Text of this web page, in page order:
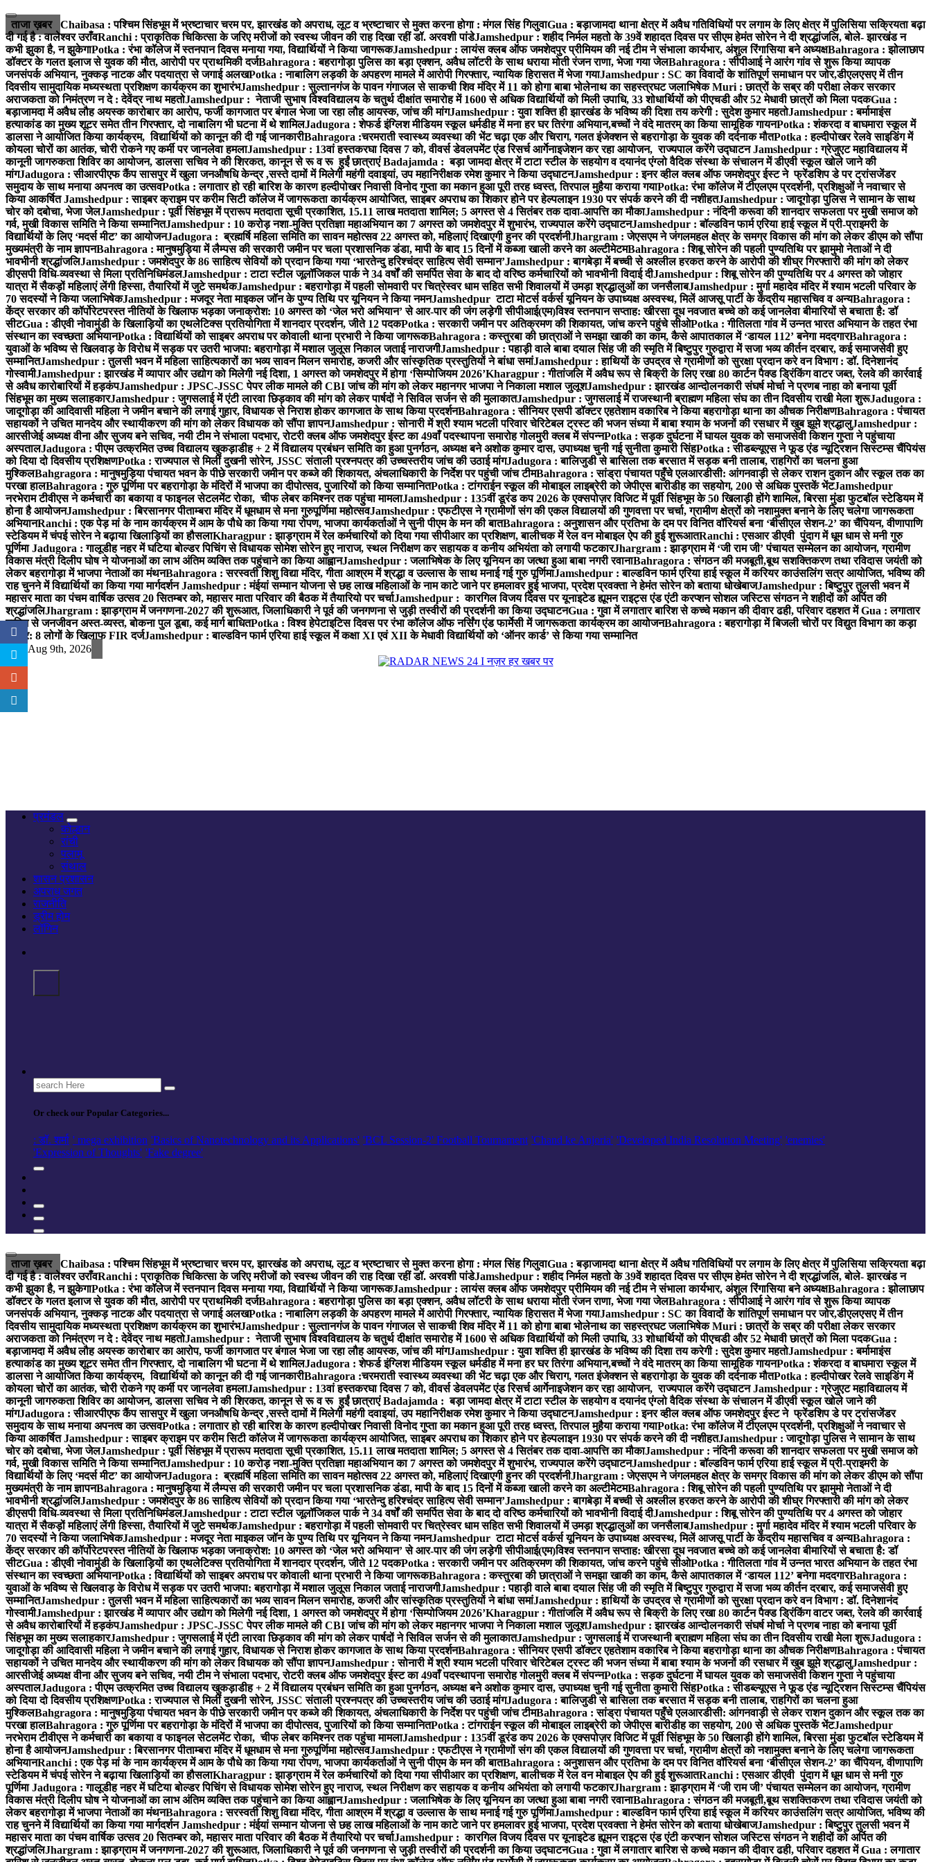
Skip
to
content
ताजा ख़बर Chaibasa : पश्चिम सिंहभूम में भ्रष्टाचार चरम पर, झारखंड को अपराध, लूट व भ्रष्टाचार से मुक्त करना होगा : मंगल सिंह गिलुवाGua : बड़ाजामदा थाना क्षेत्र में अवैध गतिविधियों पर लगाम के लिए क्षेत्र में पुलिसिया सक्रियता बढ़ा
दी गई है : वालेश्वर उराँवRanchi : प्राकृतिक चिकित्सा के जरिए मरीजों को स्वस्थ जीवन की राह दिखा रहीं डॉ. अरवशी पांडेJamshedpur : शहीद निर्मल महतो के 39वें शहादत दिवस पर सीएम हेमंत सोरेन ने दी श्रद्धांजलि, बोले- झारखंड न
कभी झुका है, न झुकेगाPotka : रंभा कॉलेज में स्तनपान दिवस मनाया गया, विद्यार्थियों ने किया जागरूकJamshedpur : लायंस क्लब ऑफ जमशेदपुर प्रीमियम की नई टीम ने संभाला कार्यभार, अंशुल रिंगासिया बने अध्यक्षBahragora : झोलाछाप
डॉक्टर के गलत इलाज से युवक की मौत, आरोपी पर प्राथमिकी दर्जBahragora : बहरागोड़ा पुलिस का बड़ा एक्शन, अवैध लॉटरी के साथ धराया मोती रंजन राणा, भेजा गया जेलBahragora : सीपीआई ने आरंग गांव से शुरू किया व्यापक
जनसंपर्क अभियान, नुक्कड़ नाटक और पदयात्रा से जगाई अलखPotka : नाबालिग लड़की के अपहरण मामले में आरोपी गिरफ्तार, न्यायिक हिरासत में भेजा गयाJamshedpur : SC का विवादों के शांतिपूर्ण समाधान पर जोर,डीएलएसए में तीन
दिवसीय सामुदायिक मध्यस्थता प्रशिक्षण कार्यक्रम का शुभारंभJamshedpur : सुल्तानगंज के पावन गंगाजल से साकची शिव मंदिर में 11 को होगा बाबा भोलेनाथ का सहस्त्रघट जलाभिषेकMuri : छात्रों के सब्र की परीक्षा लेकर सरकार
अराजकता को निमंत्रण न दे : देवेंद्र नाथ महतोJamshedpur : नेताजी सुभाष विश्वविद्यालय के चतुर्थ दीक्षांत समारोह में 1600 से अधिक विद्यार्थियों को मिली उपाधि, 33 शोधार्थियों को पीएचडी और 52 मेधावी छात्रों को मिला पदकGua :
बड़ाजामदा में अवैध लौह अयस्क कारोबार का आरोप, फर्जी कागजात पर बंगाल भेजा जा रहा लौह आयस्क, जांच की मांगJamshedpur : युवा शक्ति ही झारखंड के भविष्य की दिशा तय करेगी : सुदेश कुमार महतोJamshedpur : बर्मामाइंस
हत्याकांड का मुख्य शूटर समेत तीन गिरफ्तार, दो नाबालिग भी घटना में थे शामिलJadugora : शेफर्ड इंग्लिश मीडियम स्कूल धर्मडीह में मना हर घर तिरंगा अभियान,बच्चों ने वंदे मातरम् का किया सामूहिक गायनPotka : शंकरदा व बाघमारा स्कूल में
डालसा ने आयोजित किया कार्यक्रम, विद्यार्थियों को कानून की दी गई जानकारीBahragora :चरमराती स्वास्थ्य व्यवस्था की भेंट चढ़ा एक और चिराग, गलत इंजेक्शन से बहरागोड़ा के युवक की दर्दनाक मौतPotka : हल्दीपोखर रेलवे साइडिंग में
कोयला चोरों का आतंक, चोरी रोकने गए कर्मी पर जानलेवा हमलाJamshedpur : 13वां हस्तकरघा दिवस 7 को, वीवर्स डेवलपमेंट एंड रिसर्च आर्गेनाइजेशन कर रहा आयोजन, राज्यपाल करेंगे उद्घाटनJamshedpur : ग्रेजुएट महाविद्यालय में
कानूनी जागरुकता शिविर का आयोजन, डालसा सचिव ने की शिरकत, कानून से रू व रू हुईं छात्राएंBadajamda : बड़ा जामदा क्षेत्र में टाटा स्टील के सहयोग व दयानंद एंग्लो वैदिक संस्था के संचालन में डीएवी स्कूल खोले जाने की
मांगJadugora : सीआरपीएफ कैंप सासपुर में खुला जनऔषधि केन्द्र ,सस्ते दामों में मिलेगी महंगी दवाइयां, उप महानिरीक्षक रमेश कुमार ने किया उद्घाटनJamshedpur : इनर व्हील क्लब ऑफ जमशेदपुर ईस्ट ने फ्रेंडशिप डे पर ट्रांसजेंडर
समुदाय के साथ मनाया अपनत्व का उत्सवPotka : लगातार हो रही बारिश के कारण हल्दीपोखर निवासी विनोद गुप्ता का मकान हुआ पूरी तरह ध्वस्त, तिरपाल मुहैया कराया गयाPotka: रंभा कॉलेज में टीएलएम प्रदर्शनी, प्रशिक्षुओं ने नवाचार से
किया आकर्षितJamshedpur : साइबर क्राइम पर करीम सिटी कॉलेज में जागरूकता कार्यक्रम आयोजित, साइबर अपराध का शिकार होने पर हेल्पलाइन 1930 पर संपर्क करने की दी नशीहतJamshedpur : जादूगोड़ा पुलिस ने सामान के साथ
चोर को दबोचा, भेजा जेलJamshedpur : पूर्वी सिंहभूम में प्रारूप मतदाता सूची प्रकाशित, 15.11 लाख मतदाता शामिल; 5 अगस्त से 4 सितंबर तक दावा-आपत्ति का मौकाJamshedpur : नंदिनी करूवा की शानदार सफलता पर मुखी समाज को
गर्व, मुखी विकास समिति ने किया सम्मानितJamshedpur : 10 करोड़ नशा-मुक्ति प्रतिज्ञा महाअभियान का 7 अगस्त को जमशेदपुर में शुभारंभ, राज्यपाल करेंगे उद्घाटनJamshedpur : बॉल्डविन फार्म एरिया हाई स्कूल में प्री-प्राइमरी के
विद्यार्थियों के लिए ‘मदर्स मीट’ का आयोजनJadugora : ब्रह्मर्षि महिला समिति का सावन महोत्सव 22 अगस्त को, महिलाएं दिखाएगी हुनर की प्रदर्शनीJhargram : जेएसएम ने जंगलमहल क्षेत्र के समग्र विकास की मांग को लेकर डीएम को सौंपा
मुख्यमंत्री के नाम ज्ञापनBahragora : मानुषमुड़िया में लैम्पस की सरकारी जमीन पर चला प्रशासनिक डंडा, मापी के बाद 15 दिनों में कब्जा खाली करने का अल्टीमेटमBahragora : शिबू सोरेन की पहली पुण्यतिथि पर झामुमो नेताओं ने दी
भावभीनी श्रद्धांजलिJamshedpur : जमशेदपुर के 86 साहित्य सेवियों को प्रदान किया गया ‘भारतेन्दु हरिश्चंद्र साहित्य सेवी सम्मान’Jamshedpur : बागबेड़ा में बच्ची से अश्लील हरकत करने के आरोपी की शीघ्र गिरफ्तारी की मांग को लेकर
डीएसपी विधि-व्यवस्था से मिला प्रतिनिधिमंडलJamshedpur : टाटा स्टील जूलॉजिकल पार्क ने 34 वर्षों की समर्पित सेवा के बाद दो वरिष्ठ कर्मचारियों को भावभीनी विदाई दीJamshedpur : शिबू सोरेन की पुण्यतिथि पर 4 अगस्त को जोहार
यात्रा में सैकड़ों महिलाएं लेंगी हिस्सा, तैयारियों में जुटे समर्थकJamshedpur : बहरागोड़ा में पहली सोमवारी पर चित्रेस्वर धाम सहित सभी शिवालयों में उमड़ा श्रद्धालुओं का जनसैलाबJamshedpur : मुर्गा महादेव मंदिर में श्याम भटली परिवार के
70 सदस्यों ने किया जलाभिषेकJamshedpur : मजदूर नेता माइकल जॉन के पुण्य तिथि पर यूनियन ने किया नमनJamshedpur टाटा मोटर्स वर्कर्स यूनियन के उपाध्यक्ष अस्वस्थ, मिलें आजसू पार्टी के केंद्रीय महासचिव व अन्यBahragora :
केंद्र सरकार की कॉर्पोरेटपरस्त नीतियों के खिलाफ भड़का जनाक्रोश: 10 अगस्त को ‘जेल भरो अभियान’ से आर-पार की जंग लड़ेगी सीपीआई(एम)विश्व स्तनपान सप्ताह: खीरसा दूध नवजात बच्चे को कई जानलेवा बीमारियों से बचाता है: डॉ
सीटGua : डीएवी नोवामुंडी के खिलाड़ियों का एथलेटिक्स प्रतियोगिता में शानदार प्रदर्शन, जीते 12 पदकPotka : सरकारी जमीन पर अतिक्रमण की शिकायत, जांच करने पहुंचे सीओPotka : गीतिलता गांव में उन्नत भारत अभियान के तहत रंभा
संस्थान का स्वच्छता अभियानPotka : विद्यार्थियों को साइबर अपराध पर कोवाली थाना प्रभारी ने किया जागरूकBahragora : कस्तुरबा की छात्राओं ने समझा खाकी का काम, कैसे आपातकाल में ‘डायल 112’ बनेगा मददगारBahragora :
युवाओं के भविष्य से खिलवाड़ के विरोध में सड़क पर उतरी भाजपा: बहरागोड़ा में मशाल जुलूस निकाल जताई नाराजगीJamshedpur : पहाड़ी वाले बाबा दयाल सिंह जी की स्मृति में बिष्टुपुर गुरुद्वारा में सजा भव्य कीर्तन दरबार, कई समाजसेवी हुए
सम्मानितJamshedpur : तुलसी भवन में महिला साहित्यकारों का भव्य सावन मिलन समारोह, कजरी और सांस्कृतिक प्रस्तुतियों ने बांधा समांJamshedpur : हाथियों के उपद्रव से ग्रामीणों को सुरक्षा प्रदान करे वन विभाग : डॉ. दिनेशानंद
गोस्वामीJamshedpur : झारखंड में व्यापार और उद्योग को मिलेगी नई दिशा, 1 अगस्त को जमशेदपुर में होगा ‘सिम्पोजियम 2026’Kharagpur : गीतांजलि में अवैध रूप से बिक्री के लिए रखा 80 कार्टन पैक्ड ड्रिंकिंग वाटर जब्त, रेलवे की कार्रवाई
से अवैध कारोबारियों में हड़कंपJamshedpur : JPSC-JSSC पेपर लीक मामले की CBI जांच की मांग को लेकर महानगर भाजपा ने निकाला मशाल जुलूशJamshedpur : झारखंड आन्दोलनकारी संघर्ष मोर्चा ने प्रणब नाहा को बनाया पूर्वी
सिंहभूम का मुख्य सलाहकारJamshedpur : जुगसलाई में एंटी लारवा छिड़काव की मांग को लेकर पार्षदों ने सिविल सर्जन से की मुलाकातJamshedpur : जुगसलाई में राजस्थानी ब्राह्मण महिला संघ का तीन दिवसीय राखी मेला शुरूJadugora :
जादूगोड़ा की आदिवासी महिला ने जमीन बचाने की लगाई गुहार, विधायक से निराश होकर कागजात के साथ किया प्रदर्शनBahragora : सीनियर एसपी डॉक्टर एहतेशाम वकारिब ने किया बहरागोड़ा थाना का औचक निरीक्षणBahragora : पंचायत
सहायकों ने उचित मानदेय और स्थायीकरण की मांग को लेकर विधायक को सौंपा ज्ञापनJamshedpur : सोनारी में श्री श्याम भटली परिवार चेरिटेबल ट्रस्ट की भजन संध्या में बाबा श्याम के भजनों की रसधार में खुब झूमे श्रद्धालुJamshedpur :
आरसीजेई अध्यक्ष वीना और सुजय बने सचिव, नयी टीम ने संभाला पदभार, रोटरी क्लब ऑफ जमशेदपुर ईस्ट का 49वाँ पदस्थापना समारोह गोलमुरी क्लब में संपन्नPotka : सड़क दुर्घटना में घायल युवक को समाजसेवी किशन गुप्ता ने पहुंचाया
अस्पतालJadugora : पीएम उत्क्रमित उच्च विद्यालय खुकड़ाडीह + 2 में विद्यालय प्रबंधन समिति का हुआ पुनर्गठन, अध्यक्ष बने अशोक कुमार दास, उपाध्यक्ष चुनी गई सुनीता कुमारी सिंहPotka : सीडब्ल्यूएस ने फूड एंड न्यूट्रिशन सिस्टम्स चैंपियंस
को दिया दो दिवसीय प्रशिक्षणPotka : राज्यपाल से मिलीं दुखनी सोरेन, JSSC संताली प्रश्नपत्र की उच्चस्तरीय जांच की उठाई मांगJadugora : बालिजुडी से बासिला तक बरसात में सड़क बनी तालाब, राहगिरों का चलना हुआ
मुश्किलBahgragora : मानुषमुड़िया पंचायत भवन के पीछे सरकारी जमीन पर कब्जे की शिकायत, अंचलाधिकारी के निर्देश पर पहुंची जांच टीमBahragora : सांड्रा पंचायत पहुँचे एलआरडीसी: आंगनवाड़ी से लेकर राशन दुकान और स्कूल तक का
परखा हालBahragora : गुरु पूर्णिमा पर बहरागोड़ा के मंदिरों में भाजपा का दीपोत्सव, पुजारियों को किया सम्मानितPotka : टांगराईन स्कूल की मोबाइल लाइब्रेरी को जेपीएस बारीडीह का सहयोग, 200 से अधिक पुस्तकें भेंटJamshedpur
नरभेराम टीवीएस ने कर्मचारी का बकाया व फाइनल सेटलमेंट रोका, चीफ लेबर कमिश्नर तक पहुंचा मामलाJamshedpur : 135वीं डूरंड कप 2026 के एक्सपोज़र विजिट में पूर्वी सिंहभूम के 50 खिलाड़ी होंगे शामिल, बिरसा मुंडा फुटबॉल स्टेडियम में
होना है आयोजनJamshedpur : बिरसानगर पीताम्बरा मंदिर में धूमधाम से मना गुरुपूर्णिमा महोत्सवJamshedpur : एफटीएस ने ग्रामीणों संग की एकल विद्यालयों की गुणवत्ता पर चर्चा, ग्रामीण क्षेत्रों को नशामुक्त बनाने के लिए चलेगा जागरूकता
अभियानRanchi : एक पेड़ मां के नाम कार्यक्रम में आम के पौधे का किया गया रोपण, भाजपा कार्यकर्ताओं ने सुनी पीएम के मन की बातBahragora : अनुशासन और प्रतिभा के दम पर विनित वॉरियर्स बना ‘बीसीएल सेशन-2’ का चैंपियन, वीणापाणि
स्टेडियम में चंपई सोरेन ने बढ़ाया खिलाड़ियों का हौसलाKharagpur : झाड़ग्राम में रेल कर्मचारियों को दिया गया सीपीआर का प्रशिक्षण, बालीचक में रेल वन मोबाइल ऐप की हुई शुरूआतRanchi : एसआर डीएवी पुंदाग में धूम धाम से मनी गुरु
पूर्णिमाJadugora : गालूडीह नहर में घटिया बोल्डर पिचिंग से विधायक सोमेश सोरेन हुए नाराज, स्थल निरीक्षण कर सहायक व कनीय अभियंता को लगायी फटकारJhargram : झाड़ग्राम में ‘जी राम जी’ पंचायत सम्मेलन का आयोजन, ग्रामीण
विकास मंत्री दिलीप घोष ने योजनाओं का लाभ अंतिम व्यक्ति तक पहुंचाने का किया आह्वानJamshedpur : जलाभिषेक के लिए यूनियन का जत्था हुआ बाबा नगरी रवानाBahragora : संगठन की मजबूती,बूथ सशक्तिकरण तथा रविदास जयंती को
लेकर बहरागोड़ा में भाजपा नेताओं का मंथनBahragora : सरस्वती शिशु विद्या मंदिर, गीता आश्रम में श्रद्धा व उल्लास के साथ मनाई गई गुरु पूर्णिमाJamshedpur : बाल्डविन फार्म एरिया हाई स्कूल में करियर काउंसलिंग सत्र आयोजित, भविष्य की
राह चुनने में विद्यार्थियों का किया गया मार्गदर्शनJamshedpur : मंईयां सम्मान योजना से छह लाख महिलाओं के नाम काटे जाने पर हमलावर हुई भाजपा, प्रदेश प्रवक्ता ने हेमंत सोरेन को बताया धोखेबाजJamshedpur : बिष्टुपुर तुलसी भवन में
महासर माता का पंचम वार्षिक उत्सव 20 सितम्बर को, महासर माता परिवार की बैठक में तैयारियो पर चर्चाJamshedpur : कारगिल विजय दिवस पर यूनाइटेड ह्यूमन राइट्स एंड एंटी करप्शन सोशल जस्टिस संगठन ने शहीदों को अर्पित की
श्रद्धांजलिJhargram : झाड़ग्राम में जनगणना-2027 की शुरूआत, जिलाधिकारी ने पूर्व की जनगणना से जुड़ी तस्वीरों की प्रदर्शनी का किया उद्घाटनGua : गुवा में लगातार बारिश से कच्चे मकान की दीवार ढही, परिवार दहशत मेंGua : लगातार
बारिश से जनजीवन अस्त-व्यस्त, बोकना पुल डूबा, कई मार्ग बाधितPotka : विश्व हेपेटाइटिस दिवस पर रंभा कॉलेज ऑफ नर्सिंग एंड फार्मेसी में जागरूकता कार्यक्रम का आयोजनBahragora : बहरागोड़ा में बिजली चोरों पर विद्युत विभाग का कड़ा
प्रहार: 8 लोगों के खिलाफ FIR दर्जJamshedpur : बाल्डविन फार्म एरिया हाई स्कूल में कक्षा XI एवं XII के मेधावी विद्यार्थियों को ‘ऑनर कार्ड’ से किया गया सम्मानित
Sun. Aug 9th, 2026
नज़र हर खबर पर
प्रमंडल
कोल्हान
रांची
पलामू
संथाल
शासन प्रशासन
अपराध जगत
राजनीति
ड्रीम होम
लॉगिन
Search
for:
Or check our Popular Categories...
: डॉ. शर्मा ' mega exhibition 'Basics of Nanotechnology and its Applications' 'BCL Session-2' Football Tournament 'Chand ke Anjoria' 'Developed India Resolution Meeting' 'enemies'
'Expression of Thoughts' 'Fake degree'
ताजा ख़बर Chaibasa : पश्चिम सिंहभूम में भ्रष्टाचार चरम पर, झारखंड को अपराध, लूट व भ्रष्टाचार से मुक्त करना होगा : मंगल सिंह गिलुवाGua : बड़ाजामदा थाना क्षेत्र में अवैध गतिविधियों पर लगाम के लिए क्षेत्र में पुलिसिया सक्रियता बढ़ा
दी गई है : वालेश्वर उराँवRanchi : प्राकृतिक चिकित्सा के जरिए मरीजों को स्वस्थ जीवन की राह दिखा रहीं डॉ. अरवशी पांडेJamshedpur : शहीद निर्मल महतो के 39वें शहादत दिवस पर सीएम हेमंत सोरेन ने दी श्रद्धांजलि, बोले- झारखंड न
कभी झुका है, न झुकेगाPotka : रंभा कॉलेज में स्तनपान दिवस मनाया गया, विद्यार्थियों ने किया जागरूकJamshedpur : लायंस क्लब ऑफ जमशेदपुर प्रीमियम की नई टीम ने संभाला कार्यभार, अंशुल रिंगासिया बने अध्यक्षBahragora : झोलाछाप
डॉक्टर के गलत इलाज से युवक की मौत, आरोपी पर प्राथमिकी दर्जBahragora : बहरागोड़ा पुलिस का बड़ा एक्शन, अवैध लॉटरी के साथ धराया मोती रंजन राणा, भेजा गया जेलBahragora : सीपीआई ने आरंग गांव से शुरू किया व्यापक
जनसंपर्क अभियान, नुक्कड़ नाटक और पदयात्रा से जगाई अलखPotka : नाबालिग लड़की के अपहरण मामले में आरोपी गिरफ्तार, न्यायिक हिरासत में भेजा गयाJamshedpur : SC का विवादों के शांतिपूर्ण समाधान पर जोर,डीएलएसए में तीन
दिवसीय सामुदायिक मध्यस्थता प्रशिक्षण कार्यक्रम का शुभारंभJamshedpur : सुल्तानगंज के पावन गंगाजल से साकची शिव मंदिर में 11 को होगा बाबा भोलेनाथ का सहस्त्रघट जलाभिषेकMuri : छात्रों के सब्र की परीक्षा लेकर सरकार
अराजकता को निमंत्रण न दे : देवेंद्र नाथ महतोJamshedpur : नेताजी सुभाष विश्वविद्यालय के चतुर्थ दीक्षांत समारोह में 1600 से अधिक विद्यार्थियों को मिली उपाधि, 33 शोधार्थियों को पीएचडी और 52 मेधावी छात्रों को मिला पदकGua :
बड़ाजामदा में अवैध लौह अयस्क कारोबार का आरोप, फर्जी कागजात पर बंगाल भेजा जा रहा लौह आयस्क, जांच की मांगJamshedpur : युवा शक्ति ही झारखंड के भविष्य की दिशा तय करेगी : सुदेश कुमार महतोJamshedpur : बर्मामाइंस
हत्याकांड का मुख्य शूटर समेत तीन गिरफ्तार, दो नाबालिग भी घटना में थे शामिलJadugora : शेफर्ड इंग्लिश मीडियम स्कूल धर्मडीह में मना हर घर तिरंगा अभियान,बच्चों ने वंदे मातरम् का किया सामूहिक गायनPotka : शंकरदा व बाघमारा स्कूल में
डालसा ने आयोजित किया कार्यक्रम, विद्यार्थियों को कानून की दी गई जानकारीBahragora :चरमराती स्वास्थ्य व्यवस्था की भेंट चढ़ा एक और चिराग, गलत इंजेक्शन से बहरागोड़ा के युवक की दर्दनाक मौतPotka : हल्दीपोखर रेलवे साइडिंग में
कोयला चोरों का आतंक, चोरी रोकने गए कर्मी पर जानलेवा हमलाJamshedpur : 13वां हस्तकरघा दिवस 7 को, वीवर्स डेवलपमेंट एंड रिसर्च आर्गेनाइजेशन कर रहा आयोजन, राज्यपाल करेंगे उद्घाटनJamshedpur : ग्रेजुएट महाविद्यालय में
कानूनी जागरुकता शिविर का आयोजन, डालसा सचिव ने की शिरकत, कानून से रू व रू हुईं छात्राएंBadajamda : बड़ा जामदा क्षेत्र में टाटा स्टील के सहयोग व दयानंद एंग्लो वैदिक संस्था के संचालन में डीएवी स्कूल खोले जाने की
मांगJadugora : सीआरपीएफ कैंप सासपुर में खुला जनऔषधि केन्द्र ,सस्ते दामों में मिलेगी महंगी दवाइयां, उप महानिरीक्षक रमेश कुमार ने किया उद्घाटनJamshedpur : इनर व्हील क्लब ऑफ जमशेदपुर ईस्ट ने फ्रेंडशिप डे पर ट्रांसजेंडर
समुदाय के साथ मनाया अपनत्व का उत्सवPotka : लगातार हो रही बारिश के कारण हल्दीपोखर निवासी विनोद गुप्ता का मकान हुआ पूरी तरह ध्वस्त, तिरपाल मुहैया कराया गयाPotka: रंभा कॉलेज में टीएलएम प्रदर्शनी, प्रशिक्षुओं ने नवाचार से
किया आकर्षितJamshedpur : साइबर क्राइम पर करीम सिटी कॉलेज में जागरूकता कार्यक्रम आयोजित, साइबर अपराध का शिकार होने पर हेल्पलाइन 1930 पर संपर्क करने की दी नशीहतJamshedpur : जादूगोड़ा पुलिस ने सामान के साथ
चोर को दबोचा, भेजा जेलJamshedpur : पूर्वी सिंहभूम में प्रारूप मतदाता सूची प्रकाशित, 15.11 लाख मतदाता शामिल; 5 अगस्त से 4 सितंबर तक दावा-आपत्ति का मौकाJamshedpur : नंदिनी करूवा की शानदार सफलता पर मुखी समाज को
गर्व, मुखी विकास समिति ने किया सम्मानितJamshedpur : 10 करोड़ नशा-मुक्ति प्रतिज्ञा महाअभियान का 7 अगस्त को जमशेदपुर में शुभारंभ, राज्यपाल करेंगे उद्घाटनJamshedpur : बॉल्डविन फार्म एरिया हाई स्कूल में प्री-प्राइमरी के
विद्यार्थियों के लिए ‘मदर्स मीट’ का आयोजनJadugora : ब्रह्मर्षि महिला समिति का सावन महोत्सव 22 अगस्त को, महिलाएं दिखाएगी हुनर की प्रदर्शनीJhargram : जेएसएम ने जंगलमहल क्षेत्र के समग्र विकास की मांग को लेकर डीएम को सौंपा
मुख्यमंत्री के नाम ज्ञापनBahragora : मानुषमुड़िया में लैम्पस की सरकारी जमीन पर चला प्रशासनिक डंडा, मापी के बाद 15 दिनों में कब्जा खाली करने का अल्टीमेटमBahragora : शिबू सोरेन की पहली पुण्यतिथि पर झामुमो नेताओं ने दी
भावभीनी श्रद्धांजलिJamshedpur : जमशेदपुर के 86 साहित्य सेवियों को प्रदान किया गया ‘भारतेन्दु हरिश्चंद्र साहित्य सेवी सम्मान’Jamshedpur : बागबेड़ा में बच्ची से अश्लील हरकत करने के आरोपी की शीघ्र गिरफ्तारी की मांग को लेकर
डीएसपी विधि-व्यवस्था से मिला प्रतिनिधिमंडलJamshedpur : टाटा स्टील जूलॉजिकल पार्क ने 34 वर्षों की समर्पित सेवा के बाद दो वरिष्ठ कर्मचारियों को भावभीनी विदाई दीJamshedpur : शिबू सोरेन की पुण्यतिथि पर 4 अगस्त को जोहार
यात्रा में सैकड़ों महिलाएं लेंगी हिस्सा, तैयारियों में जुटे समर्थकJamshedpur : बहरागोड़ा में पहली सोमवारी पर चित्रेस्वर धाम सहित सभी शिवालयों में उमड़ा श्रद्धालुओं का जनसैलाबJamshedpur : मुर्गा महादेव मंदिर में श्याम भटली परिवार के
70 सदस्यों ने किया जलाभिषेकJamshedpur : मजदूर नेता माइकल जॉन के पुण्य तिथि पर यूनियन ने किया नमनJamshedpur टाटा मोटर्स वर्कर्स यूनियन के उपाध्यक्ष अस्वस्थ, मिलें आजसू पार्टी के केंद्रीय महासचिव व अन्यBahragora :
केंद्र सरकार की कॉर्पोरेटपरस्त नीतियों के खिलाफ भड़का जनाक्रोश: 10 अगस्त को ‘जेल भरो अभियान’ से आर-पार की जंग लड़ेगी सीपीआई(एम)विश्व स्तनपान सप्ताह: खीरसा दूध नवजात बच्चे को कई जानलेवा बीमारियों से बचाता है: डॉ
सीटGua : डीएवी नोवामुंडी के खिलाड़ियों का एथलेटिक्स प्रतियोगिता में शानदार प्रदर्शन, जीते 12 पदकPotka : सरकारी जमीन पर अतिक्रमण की शिकायत, जांच करने पहुंचे सीओPotka : गीतिलता गांव में उन्नत भारत अभियान के तहत रंभा
संस्थान का स्वच्छता अभियानPotka : विद्यार्थियों को साइबर अपराध पर कोवाली थाना प्रभारी ने किया जागरूकBahragora : कस्तुरबा की छात्राओं ने समझा खाकी का काम, कैसे आपातकाल में ‘डायल 112’ बनेगा मददगारBahragora :
युवाओं के भविष्य से खिलवाड़ के विरोध में सड़क पर उतरी भाजपा: बहरागोड़ा में मशाल जुलूस निकाल जताई नाराजगीJamshedpur : पहाड़ी वाले बाबा दयाल सिंह जी की स्मृति में बिष्टुपुर गुरुद्वारा में सजा भव्य कीर्तन दरबार, कई समाजसेवी हुए
सम्मानितJamshedpur : तुलसी भवन में महिला साहित्यकारों का भव्य सावन मिलन समारोह, कजरी और सांस्कृतिक प्रस्तुतियों ने बांधा समांJamshedpur : हाथियों के उपद्रव से ग्रामीणों को सुरक्षा प्रदान करे वन विभाग : डॉ. दिनेशानंद
गोस्वामीJamshedpur : झारखंड में व्यापार और उद्योग को मिलेगी नई दिशा, 1 अगस्त को जमशेदपुर में होगा ‘सिम्पोजियम 2026’Kharagpur : गीतांजलि में अवैध रूप से बिक्री के लिए रखा 80 कार्टन पैक्ड ड्रिंकिंग वाटर जब्त, रेलवे की कार्रवाई
से अवैध कारोबारियों में हड़कंपJamshedpur : JPSC-JSSC पेपर लीक मामले की CBI जांच की मांग को लेकर महानगर भाजपा ने निकाला मशाल जुलूशJamshedpur : झारखंड आन्दोलनकारी संघर्ष मोर्चा ने प्रणब नाहा को बनाया पूर्वी
सिंहभूम का मुख्य सलाहकारJamshedpur : जुगसलाई में एंटी लारवा छिड़काव की मांग को लेकर पार्षदों ने सिविल सर्जन से की मुलाकातJamshedpur : जुगसलाई में राजस्थानी ब्राह्मण महिला संघ का तीन दिवसीय राखी मेला शुरूJadugora :
जादूगोड़ा की आदिवासी महिला ने जमीन बचाने की लगाई गुहार, विधायक से निराश होकर कागजात के साथ किया प्रदर्शनBahragora : सीनियर एसपी डॉक्टर एहतेशाम वकारिब ने किया बहरागोड़ा थाना का औचक निरीक्षणBahragora : पंचायत
सहायकों ने उचित मानदेय और स्थायीकरण की मांग को लेकर विधायक को सौंपा ज्ञापनJamshedpur : सोनारी में श्री श्याम भटली परिवार चेरिटेबल ट्रस्ट की भजन संध्या में बाबा श्याम के भजनों की रसधार में खुब झूमे श्रद्धालुJamshedpur :
आरसीजेई अध्यक्ष वीना और सुजय बने सचिव, नयी टीम ने संभाला पदभार, रोटरी क्लब ऑफ जमशेदपुर ईस्ट का 49वाँ पदस्थापना समारोह गोलमुरी क्लब में संपन्नPotka : सड़क दुर्घटना में घायल युवक को समाजसेवी किशन गुप्ता ने पहुंचाया
अस्पतालJadugora : पीएम उत्क्रमित उच्च विद्यालय खुकड़ाडीह + 2 में विद्यालय प्रबंधन समिति का हुआ पुनर्गठन, अध्यक्ष बने अशोक कुमार दास, उपाध्यक्ष चुनी गई सुनीता कुमारी सिंहPotka : सीडब्ल्यूएस ने फूड एंड न्यूट्रिशन सिस्टम्स चैंपियंस
को दिया दो दिवसीय प्रशिक्षणPotka : राज्यपाल से मिलीं दुखनी सोरेन, JSSC संताली प्रश्नपत्र की उच्चस्तरीय जांच की उठाई मांगJadugora : बालिजुडी से बासिला तक बरसात में सड़क बनी तालाब, राहगिरों का चलना हुआ
मुश्किलBahgragora : मानुषमुड़िया पंचायत भवन के पीछे सरकारी जमीन पर कब्जे की शिकायत, अंचलाधिकारी के निर्देश पर पहुंची जांच टीमBahragora : सांड्रा पंचायत पहुँचे एलआरडीसी: आंगनवाड़ी से लेकर राशन दुकान और स्कूल तक का
परखा हालBahragora : गुरु पूर्णिमा पर बहरागोड़ा के मंदिरों में भाजपा का दीपोत्सव, पुजारियों को किया सम्मानितPotka : टांगराईन स्कूल की मोबाइल लाइब्रेरी को जेपीएस बारीडीह का सहयोग, 200 से अधिक पुस्तकें भेंटJamshedpur
नरभेराम टीवीएस ने कर्मचारी का बकाया व फाइनल सेटलमेंट रोका, चीफ लेबर कमिश्नर तक पहुंचा मामलाJamshedpur : 135वीं डूरंड कप 2026 के एक्सपोज़र विजिट में पूर्वी सिंहभूम के 50 खिलाड़ी होंगे शामिल, बिरसा मुंडा फुटबॉल स्टेडियम में
होना है आयोजनJamshedpur : बिरसानगर पीताम्बरा मंदिर में धूमधाम से मना गुरुपूर्णिमा महोत्सवJamshedpur : एफटीएस ने ग्रामीणों संग की एकल विद्यालयों की गुणवत्ता पर चर्चा, ग्रामीण क्षेत्रों को नशामुक्त बनाने के लिए चलेगा जागरूकता
अभियानRanchi : एक पेड़ मां के नाम कार्यक्रम में आम के पौधे का किया गया रोपण, भाजपा कार्यकर्ताओं ने सुनी पीएम के मन की बातBahragora : अनुशासन और प्रतिभा के दम पर विनित वॉरियर्स बना ‘बीसीएल सेशन-2’ का चैंपियन, वीणापाणि
स्टेडियम में चंपई सोरेन ने बढ़ाया खिलाड़ियों का हौसलाKharagpur : झाड़ग्राम में रेल कर्मचारियों को दिया गया सीपीआर का प्रशिक्षण, बालीचक में रेल वन मोबाइल ऐप की हुई शुरूआतRanchi : एसआर डीएवी पुंदाग में धूम धाम से मनी गुरु
पूर्णिमाJadugora : गालूडीह नहर में घटिया बोल्डर पिचिंग से विधायक सोमेश सोरेन हुए नाराज, स्थल निरीक्षण कर सहायक व कनीय अभियंता को लगायी फटकारJhargram : झाड़ग्राम में ‘जी राम जी’ पंचायत सम्मेलन का आयोजन, ग्रामीण
विकास मंत्री दिलीप घोष ने योजनाओं का लाभ अंतिम व्यक्ति तक पहुंचाने का किया आह्वानJamshedpur : जलाभिषेक के लिए यूनियन का जत्था हुआ बाबा नगरी रवानाBahragora : संगठन की मजबूती,बूथ सशक्तिकरण तथा रविदास जयंती को
लेकर बहरागोड़ा में भाजपा नेताओं का मंथनBahragora : सरस्वती शिशु विद्या मंदिर, गीता आश्रम में श्रद्धा व उल्लास के साथ मनाई गई गुरु पूर्णिमाJamshedpur : बाल्डविन फार्म एरिया हाई स्कूल में करियर काउंसलिंग सत्र आयोजित, भविष्य की
राह चुनने में विद्यार्थियों का किया गया मार्गदर्शनJamshedpur : मंईयां सम्मान योजना से छह लाख महिलाओं के नाम काटे जाने पर हमलावर हुई भाजपा, प्रदेश प्रवक्ता ने हेमंत सोरेन को बताया धोखेबाजJamshedpur : बिष्टुपुर तुलसी भवन में
महासर माता का पंचम वार्षिक उत्सव 20 सितम्बर को, महासर माता परिवार की बैठक में तैयारियो पर चर्चाJamshedpur : कारगिल विजय दिवस पर यूनाइटेड ह्यूमन राइट्स एंड एंटी करप्शन सोशल जस्टिस संगठन ने शहीदों को अर्पित की
श्रद्धांजलिJhargram : झाड़ग्राम में जनगणना-2027 की शुरूआत, जिलाधिकारी ने पूर्व की जनगणना से जुड़ी तस्वीरों की प्रदर्शनी का किया उद्घाटनGua : गुवा में लगातार बारिश से कच्चे मकान की दीवार ढही, परिवार दहशत मेंGua : लगातार